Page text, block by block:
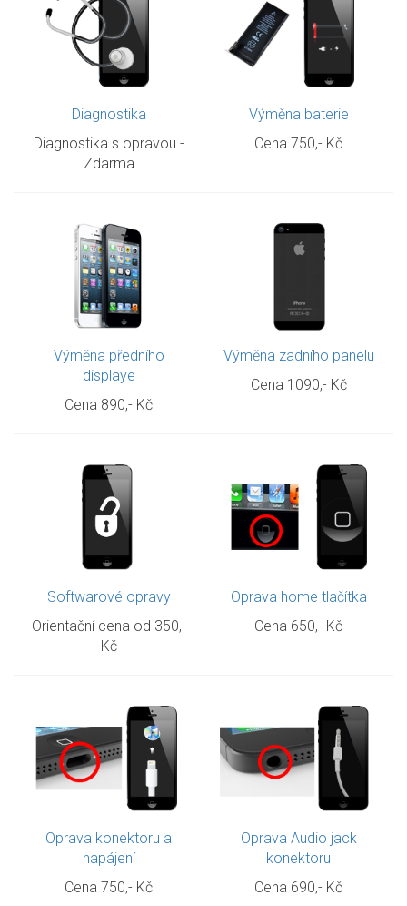
Diagnostika
Diagnostika s opravou -
Zdarma
Výměna baterie
Cena 750,- Kč
Výměna předního
displaye
Cena 890,- Kč
Výměna zadního panelu
Cena1090,- Kč
Softwarové opravy
Orientační cena od 350,-
Kč
Oprava home tlačítka
Cena 650,- Kč
Oprava konektoru a
napájení
Cena 750,- Kč
Oprava Audio jack
konektoru
Cena 690,- Kč